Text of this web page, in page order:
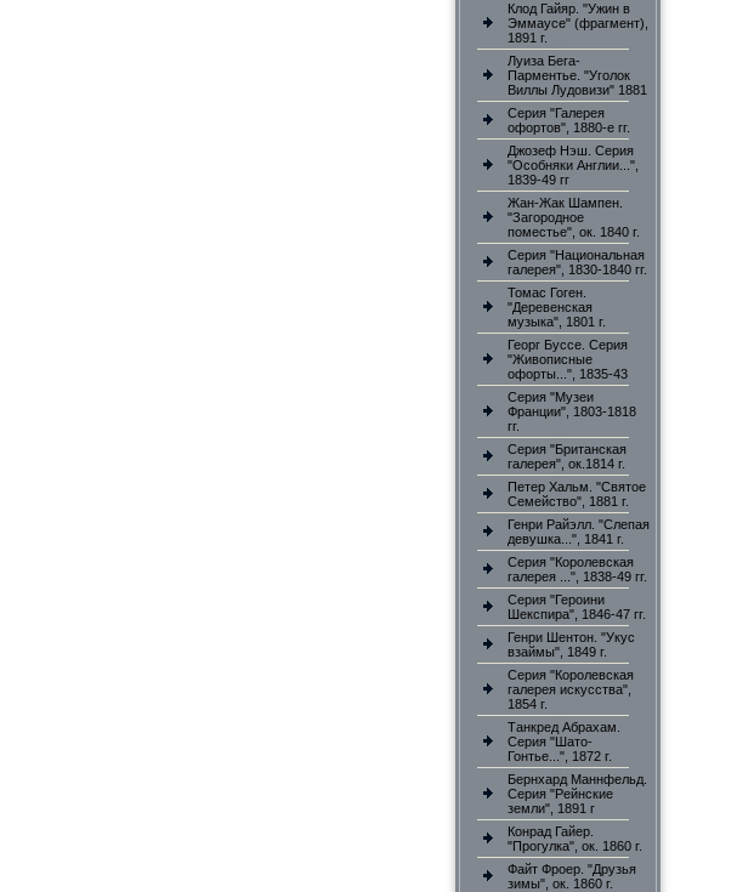
Клод Гайяр. "Ужин в
Эммаусе" (фрагмент),
1891 г.
Луиза Бега-
Парментье. "Уголок
Виллы Лудовизи" 1881
Серия "Галерея
офортов", 1880-е гг.
Джозеф Нэш. Серия
"Особняки Англии...",
1839-49 гг
Жан-Жак Шампен.
"Загородное
поместье", ок. 1840 г.
Серия "Национальная
галерея", 1830-1840 гг.
Томас Гоген.
"Деревенская
музыка", 1801 г.
Георг Буссе. Серия
"Живописные
офорты...", 1835-43
Серия "Музеи
Франции", 1803-1818
гг.
Серия "Британская
галерея", ок.1814 г.
Петер Хальм. "Святое
Семейство", 1881 г.
Генри Райэлл. "Слепая
девушка...", 1841 г.
Серия "Королевская
галерея ...", 1838-49 гг.
Серия "Героини
Шекспира", 1846-47 гг.
Генри Шентон. "Укус
взаймы", 1849 г.
Серия "Королевская
галерея искусства",
1854 г.
Танкред Абрахам.
Серия "Шато-
Гонтье...", 1872 г.
Бернхард Маннфельд.
Серия "Рейнские
земли", 1891 г
Конрад Гайер.
"Прогулка", ок. 1860 г.
Файт Фроер. "Друзья
зимы", ок. 1860 г.